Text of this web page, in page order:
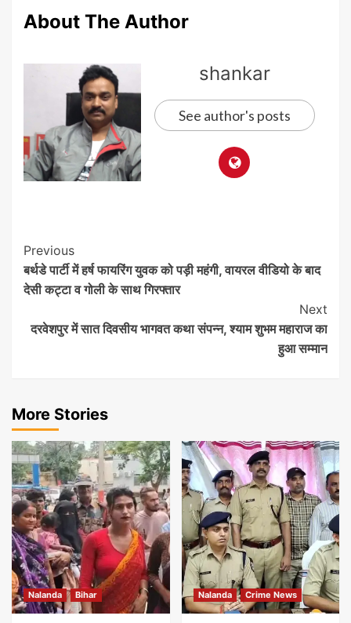
About The Author
shankar
See author's posts
Post
Navigation
Previous
बर्थडे पार्टी में हर्ष फायरिंग युवक को पड़ी महंगी, वायरल वीडियो के बाद
देसी कट्टा व गोली के साथ गिरफ्तार
Next
दरवेशपुर में सात दिवसीय भागवत कथा संपन्न, श्याम शुभम महाराज का
हुआ सम्मान
More Stories
Nalanda Bihar Nalanda Crime News